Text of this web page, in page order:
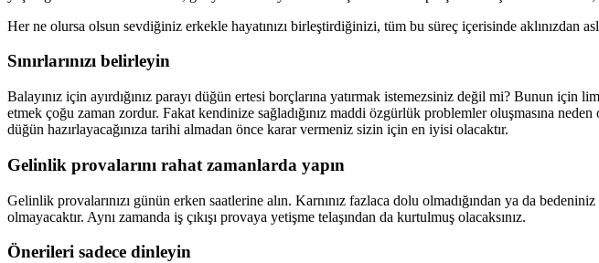
Her ne olursa olsun sevdiğiniz erkekle hayatınızı birleştirdiğinizi, tüm bu süreç içerisinde aklınızdan
Sınırlarınızı belirleyin
Balayınız için ayırdığınız parayı düğün ertesi borçlarına yatırmak istemezsiniz değil mi? Bunun
etmek çoğu zaman zordur. Fakat kendinize sağladığınız maddi özgürlük problemler oluşmasına
düğün hazırlayacağınıza tarihi almadan önce karar vermeniz sizin için en iyisi olacaktır.
Gelinlik provalarını rahat zamanlarda yapın
Gelinlik provalarınızı günün erken saatlerine alın. Karnınız fazlaca dolu olmadığından ya da bedeniniz
olmayacaktır. Aynı zamanda iş çıkışı provaya yetişme telaşından da kurtulmuş olacaksınız.
Önerileri sadece dinleyin